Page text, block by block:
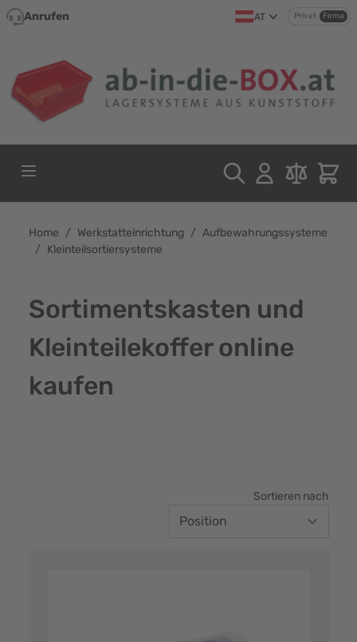
Direkt zum Inhalt
Anrufen AT Privat Firma
Home / Werkstatteinrichtung / Aufbewahrungssysteme
/ Kleinteilsortiersysteme
Sortimentskasten und
Kleinteilekoffer online
kaufen
Sortieren nach